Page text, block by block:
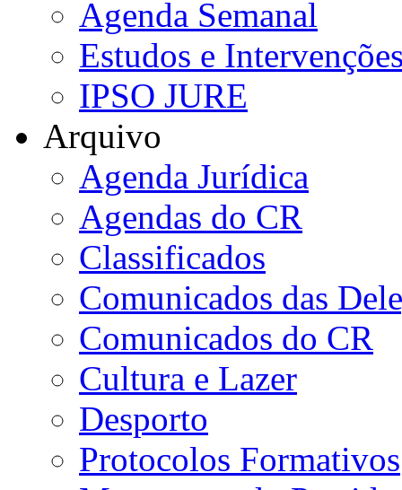
Agenda Semanal
Estudos e
IPSO JURE
Arquivo
Agenda Jurídica
Agendas do CR
Classificados
Comunicados das
Comunicados do CR
Cultura e Lazer
Desporto
Protocolos Formativos